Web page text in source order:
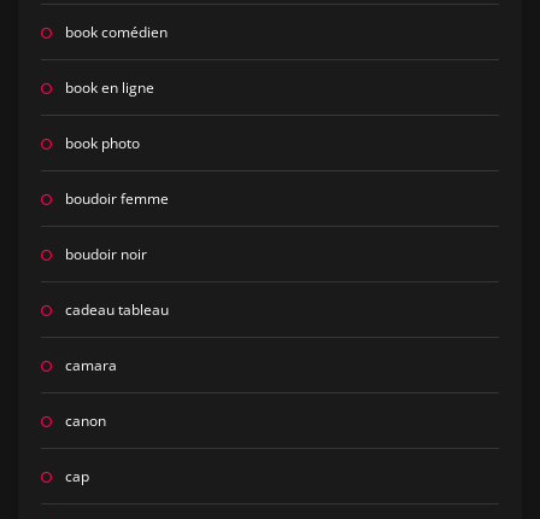
book comédien
book en ligne
book photo
boudoir femme
boudoir noir
cadeau tableau
camara
canon
cap